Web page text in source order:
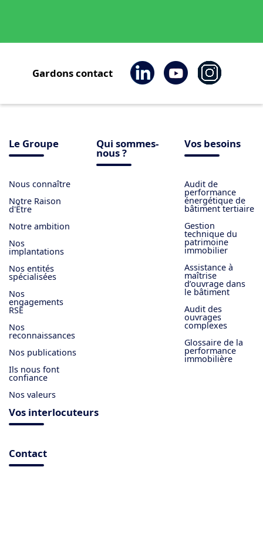
Gardons contact
Le Groupe
Nous connaître
Notre Raison
d'Être
Notre ambition
Nos
implantations
Nos entités
spécialisées
Nos
engagements
RSE
Nos
reconnaissances
Nos publications
Ils nous font
confiance
Nos valeurs
Qui sommes-
nous ?
Vos besoins
Audit de
performance
énergétique de
bâtiment tertiaire
Gestion
technique du
patrimoine
immobilier
Assistance à
maîtrise
d’ouvrage dans
le bâtiment
Audit des
ouvrages
complexes
Glossaire de la
performance
immobilière
Vos interlocuteurs
Contact